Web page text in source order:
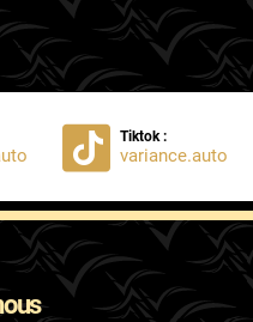
Tiktok :
variance.auto